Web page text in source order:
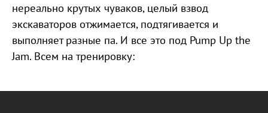
нереально крутых чуваков, целый взвод
экскаваторов отжимается, подтягивается и
выполняет разные па. И все это под Pump Up the
Jam. Всем на тренировку: